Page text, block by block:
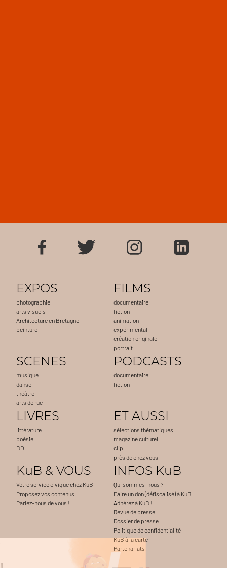
EXPOS
photographie
arts visuels
Architecture en Bretagne
peinture
FILMS
documentaire
fiction
animation
expérimental
création originale
portrait
SCENES
musique
danse
théâtre
arts de rue
PODCASTS
documentaire
fiction
LIVRES
littérature
poésie
BD
ET AUSSI
sélections thématiques
magazine culturel
clip
près de chez vous
KuB & VOUS
Votre service civique chez KuB
Proposez vos contenus
Parlez-nous de vous !
INFOS KuB
Qui sommes-nous ?
Faire un don (défiscalisé) à KuB
Adhérez à KuB !
Revue de presse
Dossier de presse
Politique de confidentialité
KuB à la carte
Partenariats